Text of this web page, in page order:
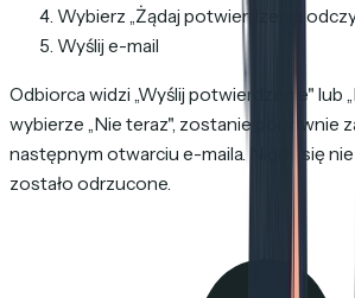
Wybierz „Żądaj potwierdzenia
Wyślij e-mail
Odbiorca widzi „Wyślij potwierdzenie" lub
wybierze „Nie teraz", zostanie ponownie
następnym otwarciu e-maila. Nigdy się
zostało odrzucone.